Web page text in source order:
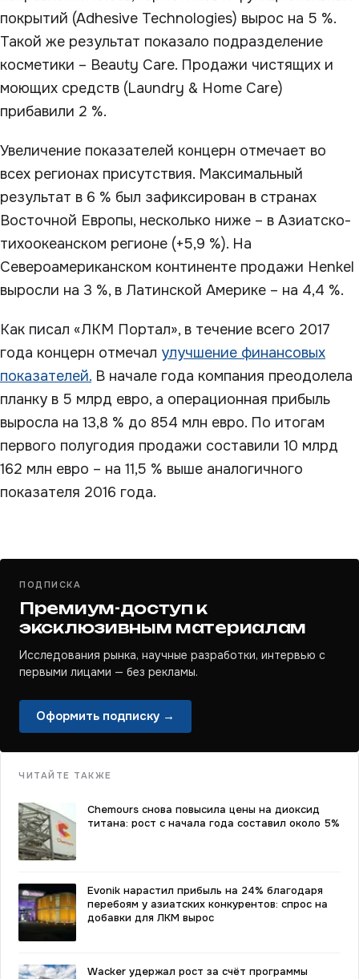
покрытий (Adhesive Technologies) вырос на 5 %.
Такой же результат показало подразделение
косметики – Beauty Care. Продажи чистящих и
моющих средств (Laundry & Home Care)
прибавили 2 %.
Увеличение показателей концерн отмечает во
всех регионах присутствия. Максимальный
результат в 6 % был зафиксирован в странах
Восточной Европы, несколько ниже – в Азиатско-
тихоокеанском регионе (+5,9 %). На
Североамериканском континенте продажи Henkel
выросли на 3 %, в Латинской Америке – на 4,4 %.
Как писал «ЛКМ Портал», в течение всего 2017
года концерн отмечал улучшение финансовых
показателей. В начале года компания преодолела
планку в 5 млрд евро, а операционная прибыль
выросла на 13,8 % до 854 млн евро. По итогам
первого полугодия продажи составили 10 млрд
162 млн евро – на 11,5 % выше аналогичного
показателя 2016 года.
ПОДПИСКА
Премиум-доступ к
эксклюзивным материалам
Исследования рынка, научные разработки, интервью с
первыми лицами — без рекламы.
Оформить подписку →
ЧИТАЙТЕ ТАКЖЕ
Chemours снова повысила цены на диоксид
титана: рост с начала года составил около 5%
Evonik нарастил прибыль на 24% благодаря
перебоям у азиатских конкурентов: спрос на
добавки для ЛКМ вырос
Wacker удержал рост за счёт программы